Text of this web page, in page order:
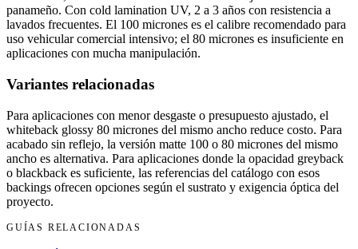
panameño. Con cold lamination UV, 2 a 3 años con resistencia a
lavados frecuentes. El 100 micrones es el calibre recomendado para
uso vehicular comercial intensivo; el 80 micrones es insuficiente en
aplicaciones con mucha manipulación.
Variantes relacionadas
Para aplicaciones con menor desgaste o presupuesto ajustado, el
whiteback glossy 80 micrones del mismo ancho reduce costo. Para
acabado sin reflejo, la versión matte 100 o 80 micrones del mismo
ancho es alternativa. Para aplicaciones donde la opacidad greyback
o blackback es suficiente, las referencias del catálogo con esos
backings ofrecen opciones según el sustrato y exigencia óptica del
proyecto.
GUÍAS RELACIONADAS